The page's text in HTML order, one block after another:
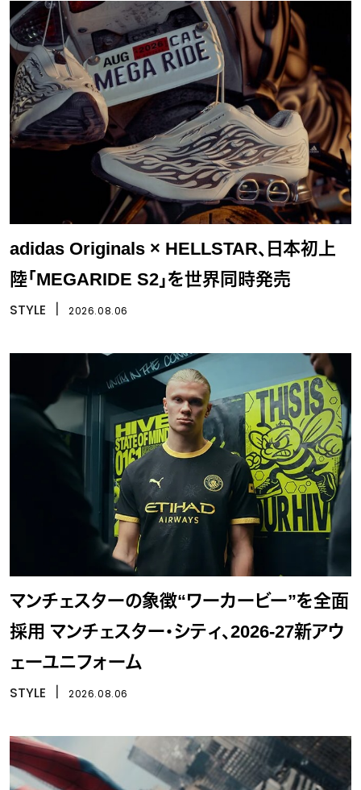
adidas Originals × HELLSTAR、日本初上
陸「MEGARIDE S2」を世界同時発売
STYLE 2026.08.06
マンチェスターの象徴“ワーカービー”を全面
採用 マンチェスター・シティ、2026-27新アウ
ェーユニフォーム
STYLE 2026.08.06